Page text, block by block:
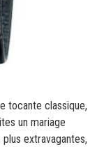
tocante classique,
un mariage
extravagantes,